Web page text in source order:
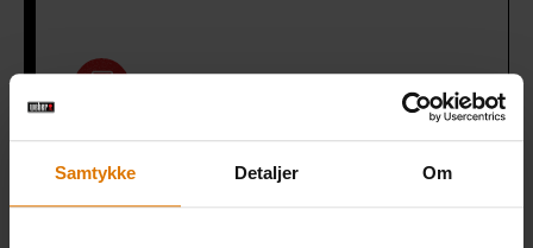
Samtykke Detaljer Om
PRINT THIS LIST